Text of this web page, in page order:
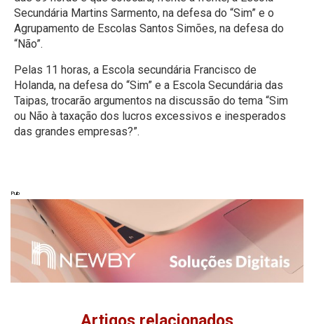
Secundária Martins Sarmento, na defesa do “Sim” e o
Agrupamento de Escolas Santos Simões, na defesa do
“Não”.
Pelas 11 horas, a Escola secundária Francisco de
Holanda, na defesa do “Sim” e a Escola Secundária das
Taipas, trocarão argumentos na discussão do tema “Sim
ou Não à taxação dos lucros excessivos e inesperados
das grandes empresas?”.
Pub